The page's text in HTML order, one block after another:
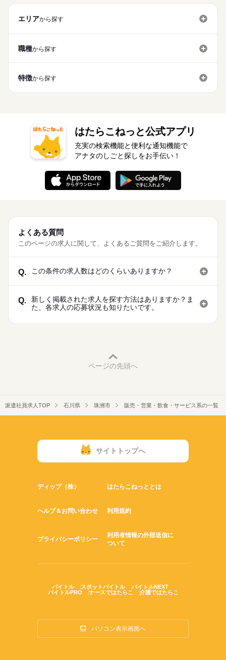
エリアから探す
職種から探す
特徴から探す
はたらこねっと公式アプリ
充実の検索機能と便利な通知機能で
アナタのしごと探しをお手伝い！
よくある質問
このページの求人に関して、よくあるご質問をご紹介します。
Q. この条件の求人数はどのくらいありますか？
Q.
新しく掲載された求人を探す方法はありますか？ま
た、各求人の応募状況も知りたいです。
ページの先頭へ
派遣社員求人TOP 石川県 珠洲市 販売・営業・飲食・サービス系の一覧
サイトトップへ
ディップ（株） はたらこねっととは
ヘルプ＆お問い合わせ 利用規約
プライバシーポリシー
利用者情報の外部送信に
ついて
バイトル スポットバイトル
バイトルNEXT
バイトルPRO
ナースではたらこ 介護ではたらこ
パソコン表示画面へ